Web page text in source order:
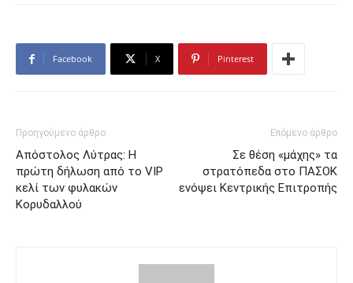
Facebook X Pinterest
Προηγούμενο άρθρο
Απόστολος Λύτρας: Η
πρώτη δήλωση από το VIP
κελί των φυλακών
Κορυδαλλού
Επόμενο άρθρο
Σε θέση «μάχης» τα
στρατόπεδα στο ΠΑΣΟΚ
ενόψει Κεντρικής Επιτροπής